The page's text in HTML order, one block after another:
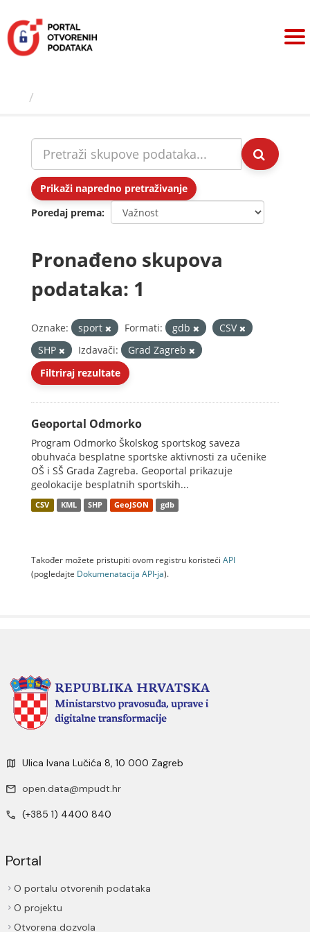
sadržaj
Prikaži napredno pretraživanje
Poredaj prema
Pronađeno skupova
podataka: 1
Oznake: sport Formati: gdb
CSV
SHP
Izdavači:
Grad Zagreb
Filtriraj rezultate
Geoportal Odmorko
Program Odmorko Školskog sportskog saveza
obuhvaća besplatne sportske aktivnosti za učenike
OŠ i SŠ Grada Zagreba. Geoportal prikazuje
geolokacije besplatnih sportskih...
CSV KML SHP GeoJSON gdb
Također možete pristupiti ovom registru koristeći API
(pogledajte Dokumenаtаcijа API-jа).